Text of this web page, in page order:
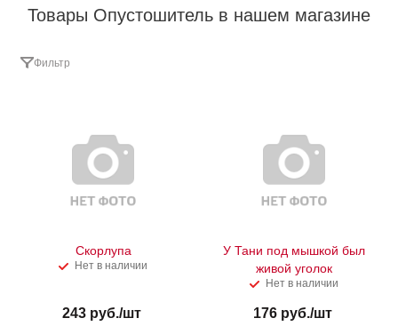
Товары Опустошитель в нашем магазине
Фильтр
Скорлупа
Нет в наличии
243руб./шт
У Тани под мышкой был
живой уголок
Нет в наличии
176руб./шт